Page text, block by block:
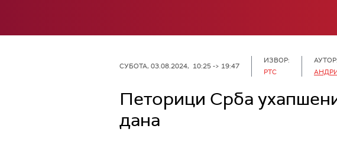
СУБОТА, 03.08.2024, 10:25 -> 19:47
ИЗВОР:
РТС
АУТОР:
Петорици Срба
дана